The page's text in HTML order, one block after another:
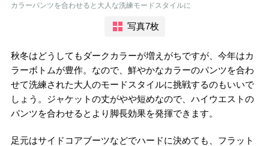
カラーパンツを合わせると大人な洗練モードスタイルに
写真7枚
秋冬はどうしてもダークカラーが増えがちですが、今年はカ
ラーボトムが豊作。なので、鮮やかなカラーのパンツを合わ
せて洗練された大人のモードスタイルに挑戦するのもいいで
しょう。ジャケットの丈がやや短めなので、ハイウエストの
パンツを合わせるとより脚長効果を発揮できます。
足元はサイドコアブーツなどでハードに決めても、フラット